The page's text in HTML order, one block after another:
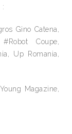
:
Gino Catena​,
Coupe,
Up Romania,
Magazine,